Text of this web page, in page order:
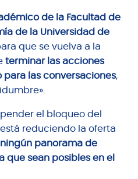
de la Facultad de
de la Universidad de
que se vuelva a la
terminar las acciones
las conversaciones,
el bloqueo del
reduciendo la oferta
panorama de
que sean posibles en el